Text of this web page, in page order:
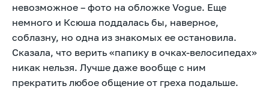
невозможное – фото на обложке Vogue. Еще
немного и Ксюша поддалась бы, наверное,
соблазну, но одна из знакомых ее остановила.
Сказала, что верить «папику в очках-велосипедах»
никак нельзя. Лучше даже вообще с ним
прекратить любое общение от греха подальше.